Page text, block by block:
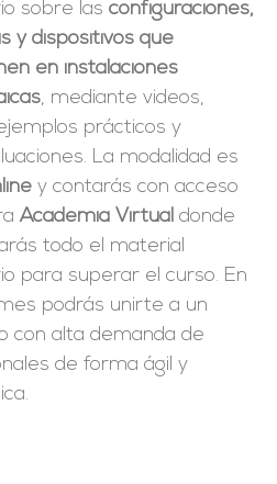
sobre lasconfiguraciones,
y dispositivos que
en instalaciones
, mediante videos,
prácticos y
La modalidad es
y contarás con acceso
Academia Virtual donde
todo el material
para superar el curso. En
podrás unirte a un
con alta demanda de
de forma ágil y